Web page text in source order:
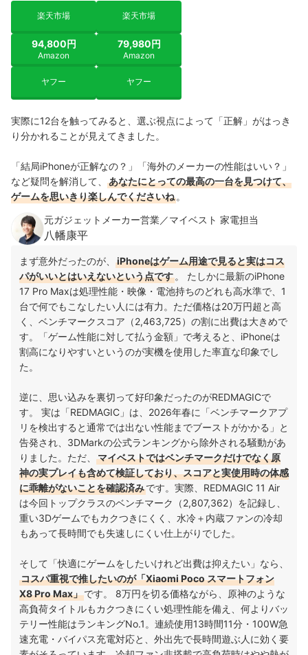
楽天市場
94,800円
Amazon
ヤフー
楽天市場
79,980円
Amazon
ヤフー
実際に12台を触ってみると、選ぶ視点によって「正解」がはっき
り分かれることが見えてきました。
「結局iPhoneが正解なの？」「海外のメーカーの性能はいい？」
など疑問を解消して、
あなたにとっての最高の一台を見つけて、
ゲームを思いきり楽しんでくださいね 。
元ガジェットメーカー営業／マイベスト 家電担当
八幡康平
まず意外だったのが、
iPhoneはゲーム用途で見ると実はコス
パがいいとはいえないという点です 。 たしかに最新のiPhone
17 Pro Maxは処理性能・映像・電池持ちのどれも高水準で、1
台で何でもこなしたい人には有力。ただ価格は20万円超と高
く、ベンチマークスコア（2,463,725）の割に出費は大きめで
す。「ゲーム性能に対して払う金額」で考えると、iPhoneは
割高になりやすいというのが実機を使用した率直な印象でし
た。
逆に、思い込みを裏切って好印象だったのがREDMAGICで
す。 実は「REDMAGIC」は、2026年春に「ベンチマークアプ
リを検出すると通常では出ない性能までブーストがかかる」と
告発され、3DMarkの公式ランキングから除外される騒動があ
りました。ただ、
マイベストではベンチマークだけでなく原
神の実プレイも含めて検証しており、スコアと実使用時の体感
に乖離がないことを確認済みです。実際、REDMAGIC 11 Air
は今回トップクラスのベンチマーク（2,807,362）を記録し、
重い3Dゲームでもカクつきにくく、水冷＋内蔵ファンの冷却
もあって長時間でも失速しにくい仕上がりでした。
そして「快適にゲームをしたいけれど出費は抑えたい」なら、
コスパ重視で推したいのが「Xiaomi Poco スマートフォン
X8 Pro Max」です。 8万円を切る価格ながら、原神のような
高負荷タイトルもカクつきにくい処理性能を備え、何よりバッ
テリー性能はランキングNo.1。連続使用13時間11分・100W急
速充電・バイパス充電対応と、外出先で長時間遊ぶ人に効く要